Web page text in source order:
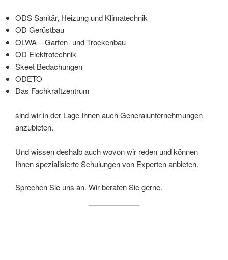
ODS Sanitär, Heizung und Klimatechnik
OD Gerüstbau
OLWA – Garten- und Trockenbau
OD Elektrotechnik
Skeet Bedachungen
ODETO
Das Fachkraftzentrum
sind wir in der Lage Ihnen auch Generalunternehmungen
anzubieten.
Und wissen deshalb auch wovon wir reden und können
Ihnen spezialisierte Schulungen von Experten anbieten.
Sprechen Sie uns an. Wir beraten Sie gerne.